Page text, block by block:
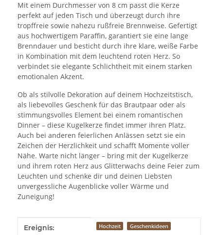
Mit einem Durchmesser von 8 cm passt die Kerze
perfekt auf jeden Tisch und überzeugt durch ihre
tropffreie sowie nahezu rußfreie Brennweise. Gefertigt
aus hochwertigem Paraffin, garantiert sie eine lange
Brenndauer und besticht durch ihre klare, weiße Farbe
in Kombination mit dem leuchtend roten Herz. So
verbindet sie elegante Schlichtheit mit einem starken
emotionalen Akzent.
Ob als stilvolle Dekoration auf deinem Hochzeitstisch,
als liebevolles Geschenk für das Brautpaar oder als
stimmungsvolles Element bei einem romantischen
Dinner – diese Kugelkerze findet immer ihren Platz.
Auch bei anderen feierlichen Anlässen setzt sie ein
Zeichen der Herzlichkeit und schafft Momente voller
Nähe. Warte nicht länger – bring mit der Kugelkerze
und ihrem roten Herz aus Glitterwachs deine Feier zum
Leuchten und schenke dir und deinen Liebsten
unvergessliche Augenblicke voller Wärme und
Zuneigung!
Produkteigenschaft
Wert
Ereignis: Hochzeit Geschenkideen